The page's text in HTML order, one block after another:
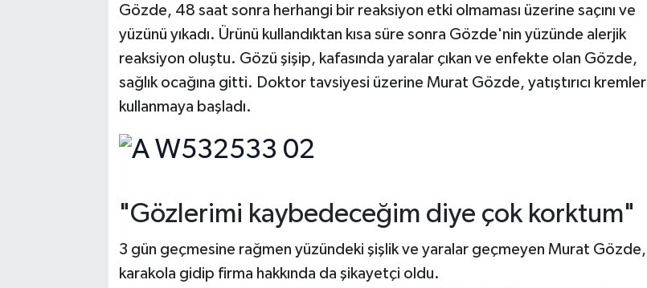
Gözde, 48 saat sonra herhangi bir reaksiyon etki olmaması üzerine saçını ve
yüzünü yıkadı. Ürünü kullandıktan kısa süre sonra Gözde'nin yüzünde alerjik
reaksiyon oluştu. Gözü şişip, kafasında yaralar çıkan ve enfekte olan Gözde,
sağlık ocağına gitti. Doktor tavsiyesi üzerine Murat Gözde, yatıştırıcı kremler
kullanmaya başladı.
"Gözlerimi kaybedeceğim diye çok korktum"
3 gün geçmesine rağmen yüzündeki şişlik ve yaralar geçmeyen Murat Gözde,
karakola gidip firma hakkında da şikayetçi oldu.